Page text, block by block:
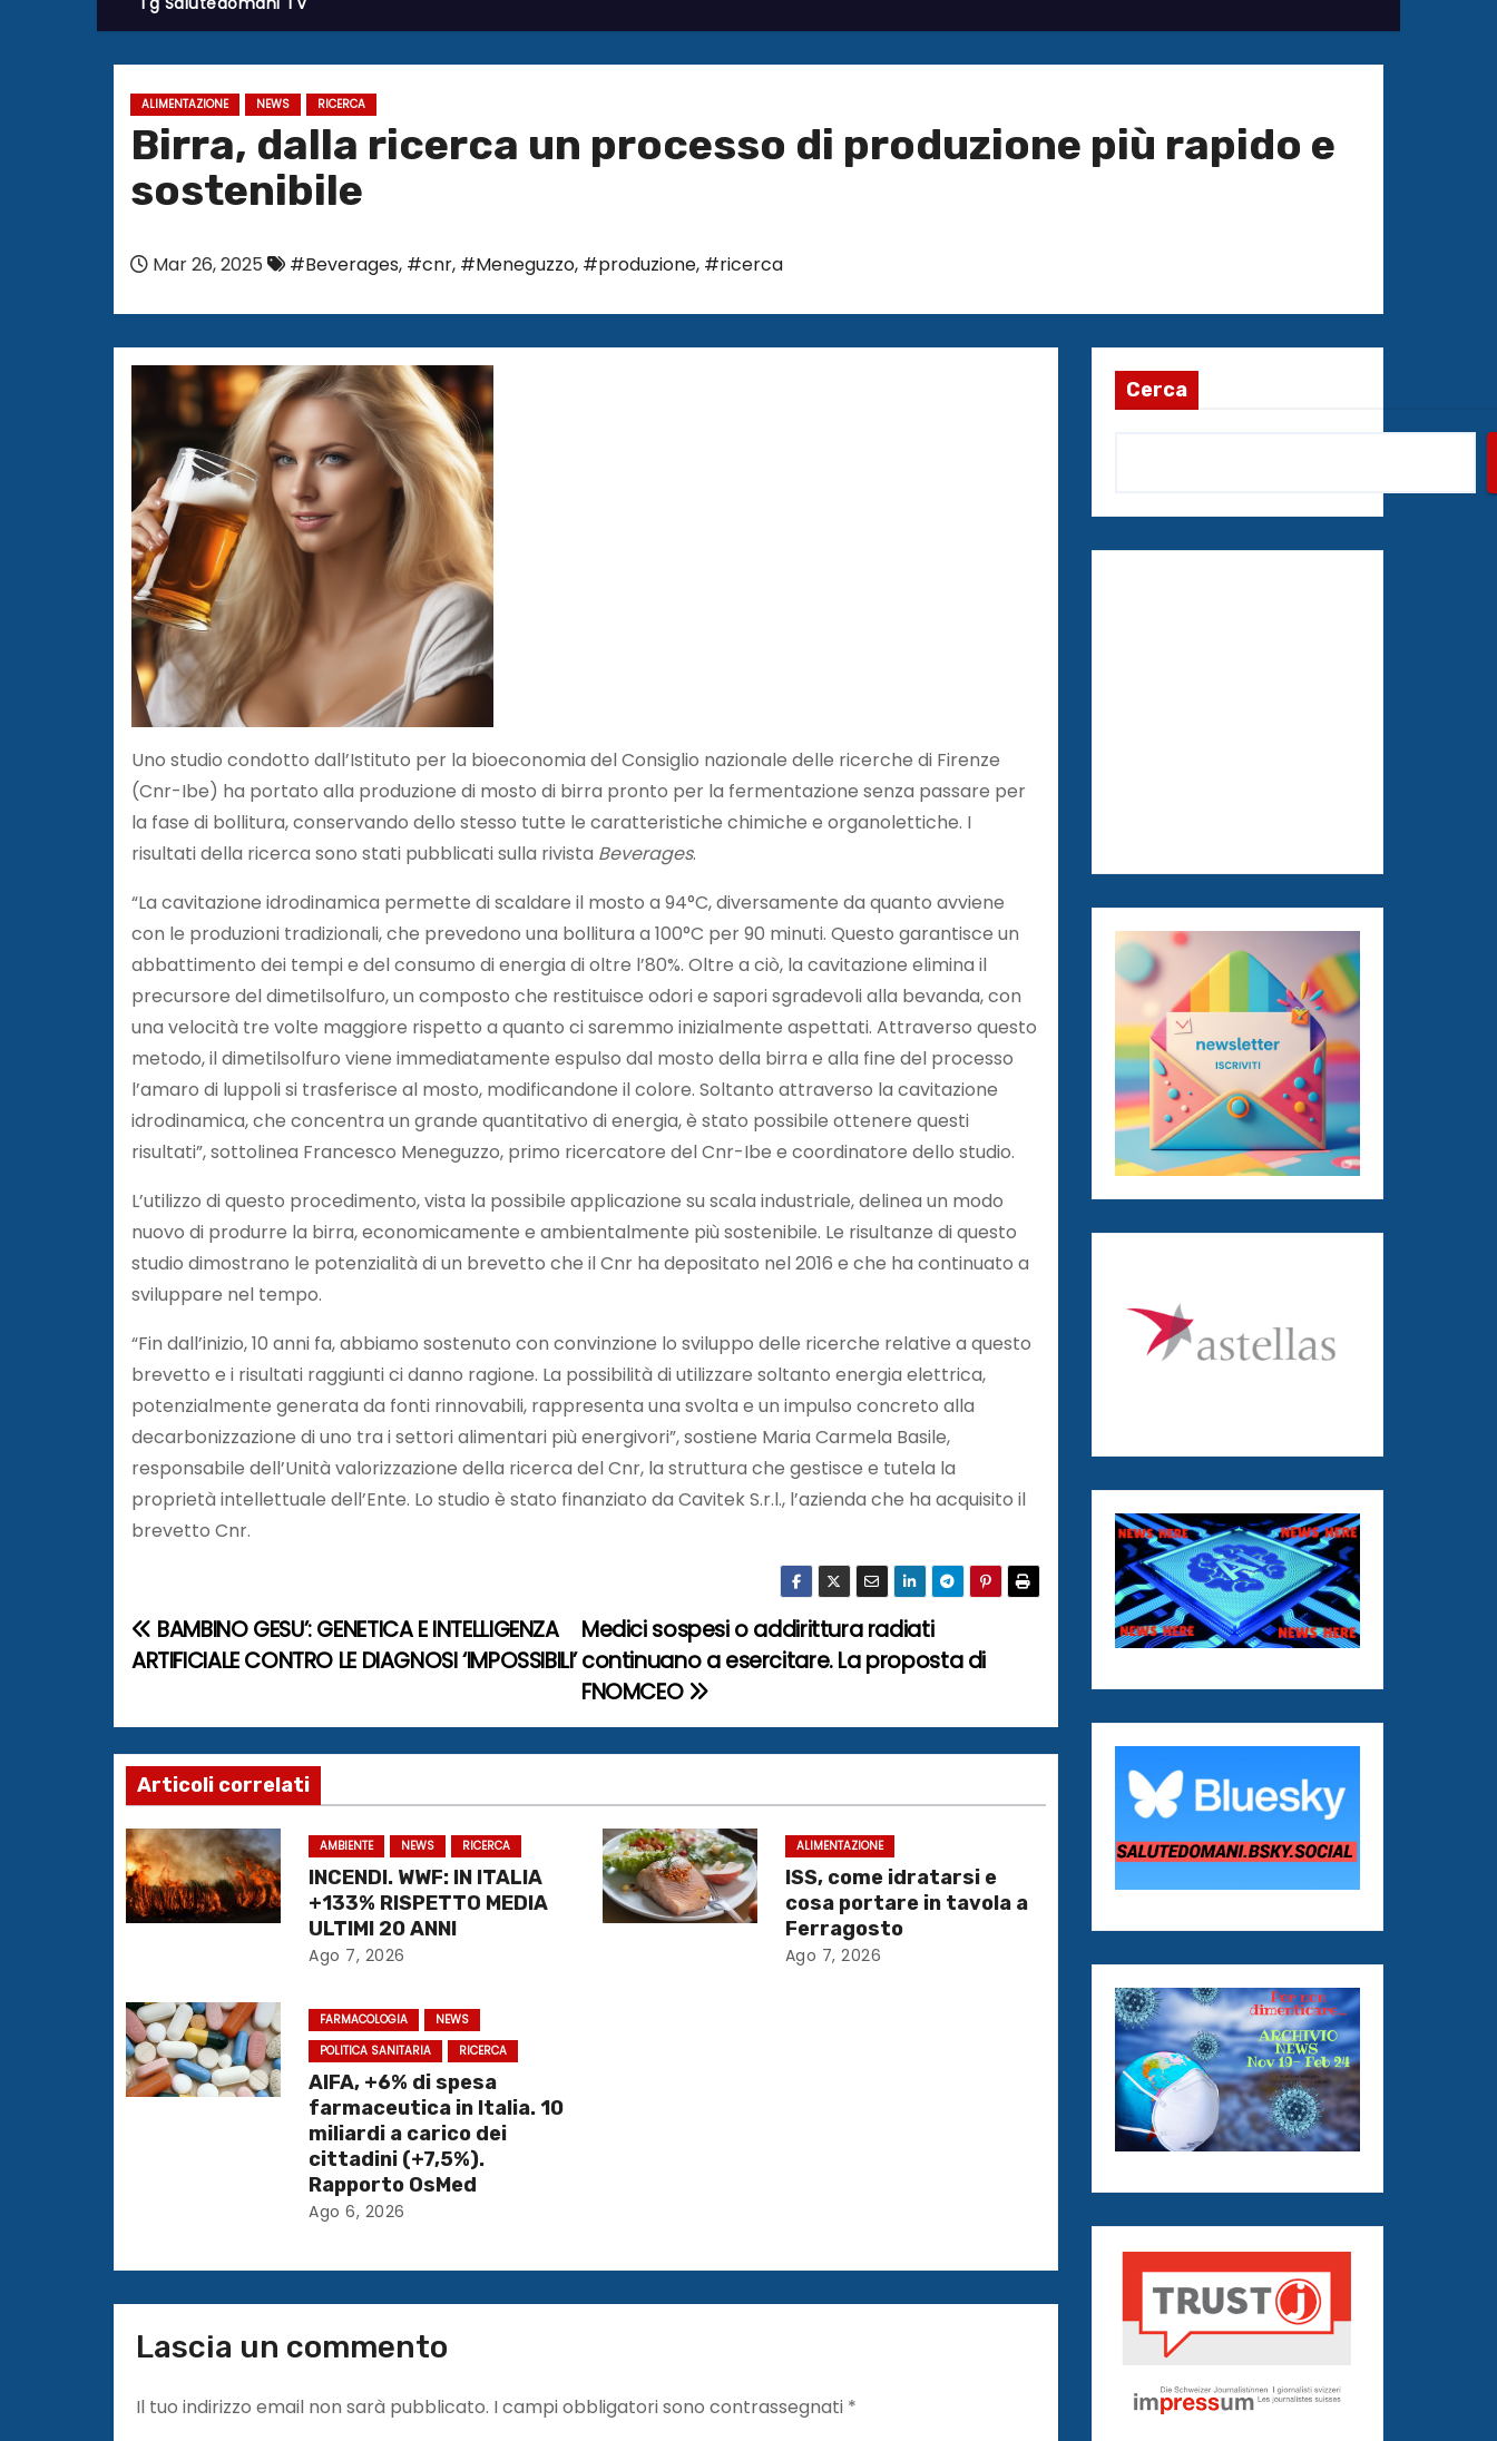
ALIMENTAZIONE NEWS RICERCA
Birra, dalla ricerca un processo di produzione più rapido e
sostenibile
Mar 26, 2025 #Beverages, #cnr, #Meneguzzo, #produzione, #ricerca
Uno studio condotto dall’Istituto per la bioeconomia del Consiglio nazionale delle ricerche di Firenze
(Cnr-Ibe) ha portato alla produzione di mosto di birra pronto per la fermentazione senza passare per
la fase di bollitura, conservando dello stesso tutte le caratteristiche chimiche e organolettiche. I
risultati della ricerca sono stati pubblicati sulla rivista Beverages.
“La cavitazione idrodinamica permette di scaldare il mosto a 94°C, diversamente da quanto avviene
con le produzioni tradizionali, che prevedono una bollitura a 100°C per 90 minuti. Questo garantisce un
abbattimento dei tempi e del consumo di energia di oltre l’80%. Oltre a ciò, la cavitazione elimina il
precursore del dimetilsolfuro, un composto che restituisce odori e sapori sgradevoli alla bevanda, con
una velocità tre volte maggiore rispetto a quanto ci saremmo inizialmente aspettati. Attraverso questo
metodo, il dimetilsolfuro viene immediatamente espulso dal mosto della birra e alla fine del processo
l’amaro di luppoli si trasferisce al mosto, modificandone il colore. Soltanto attraverso la cavitazione
idrodinamica, che concentra un grande quantitativo di energia, è stato possibile ottenere questi
risultati”, sottolinea Francesco Meneguzzo, primo ricercatore del Cnr-Ibe e coordinatore dello studio.
L’utilizzo di questo procedimento, vista la possibile applicazione su scala industriale, delinea un modo
nuovo di produrre la birra, economicamente e ambientalmente più sostenibile. Le risultanze di questo
studio dimostrano le potenzialità di un brevetto che il Cnr ha depositato nel 2016 e che ha continuato a
sviluppare nel tempo.
“Fin dall’inizio, 10 anni fa, abbiamo sostenuto con convinzione lo sviluppo delle ricerche relative a questo
brevetto e i risultati raggiunti ci danno ragione. La possibilità di utilizzare soltanto energia elettrica,
potenzialmente generata da fonti rinnovabili, rappresenta una svolta e un impulso concreto alla
decarbonizzazione di uno tra i settori alimentari più energivori”, sostiene Maria Carmela Basile,
responsabile dell’Unità valorizzazione della ricerca del Cnr, la struttura che gestisce e tutela la
proprietà intellettuale dell’Ente. Lo studio è stato finanziato da Cavitek S.r.l., l’azienda che ha acquisito il
brevetto Cnr.
N
v
i
g
a
z
o
n
e
i
c
Medici sospesi o addirittura radiati
continuano a esercitare. La proposta di
FNOMCEO
BAMBINO GESU’: GENETICA E INTELLIGENZA
ARTIFICIALE CONTRO LE DIAGNOSI ‘IMPOSSIBILI’
Articoli correlati
AMBIENTE NEWS RICERCA
INCENDI. WWF: IN ITALIA
+133% RISPETTO MEDIA
ULTIMI 20 ANNI
Ago 7, 2026
ALIMENTAZIONE
ISS, come idratarsi e
cosa portare in tavola a
Ferragosto
Ago 7, 2026
FARMACOLOGIA
NEWS
POLITICA SANITARIA
RICERCA
AIFA, +6% di spesa
farmaceutica in Italia. 10
miliardi a carico dei
cittadini (+7,5%).
Rapporto OsMed
Ago 6, 2026
Lascia un commento
Il tuo indirizzo email non sarà pubblicato. I campi obbligatori sono contrassegnati *
Cerca